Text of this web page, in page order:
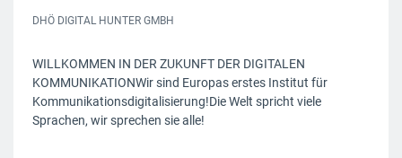
DHÖ DIGITAL HUNTER GMBH
WILLKOMMEN IN DER ZUKUNFT DER DIGITALEN
KOMMUNIKATIONWir sind Europas erstes Institut für
Kommunikationsdigitalisierung!Die Welt spricht viele
Sprachen, wir sprechen sie alle!